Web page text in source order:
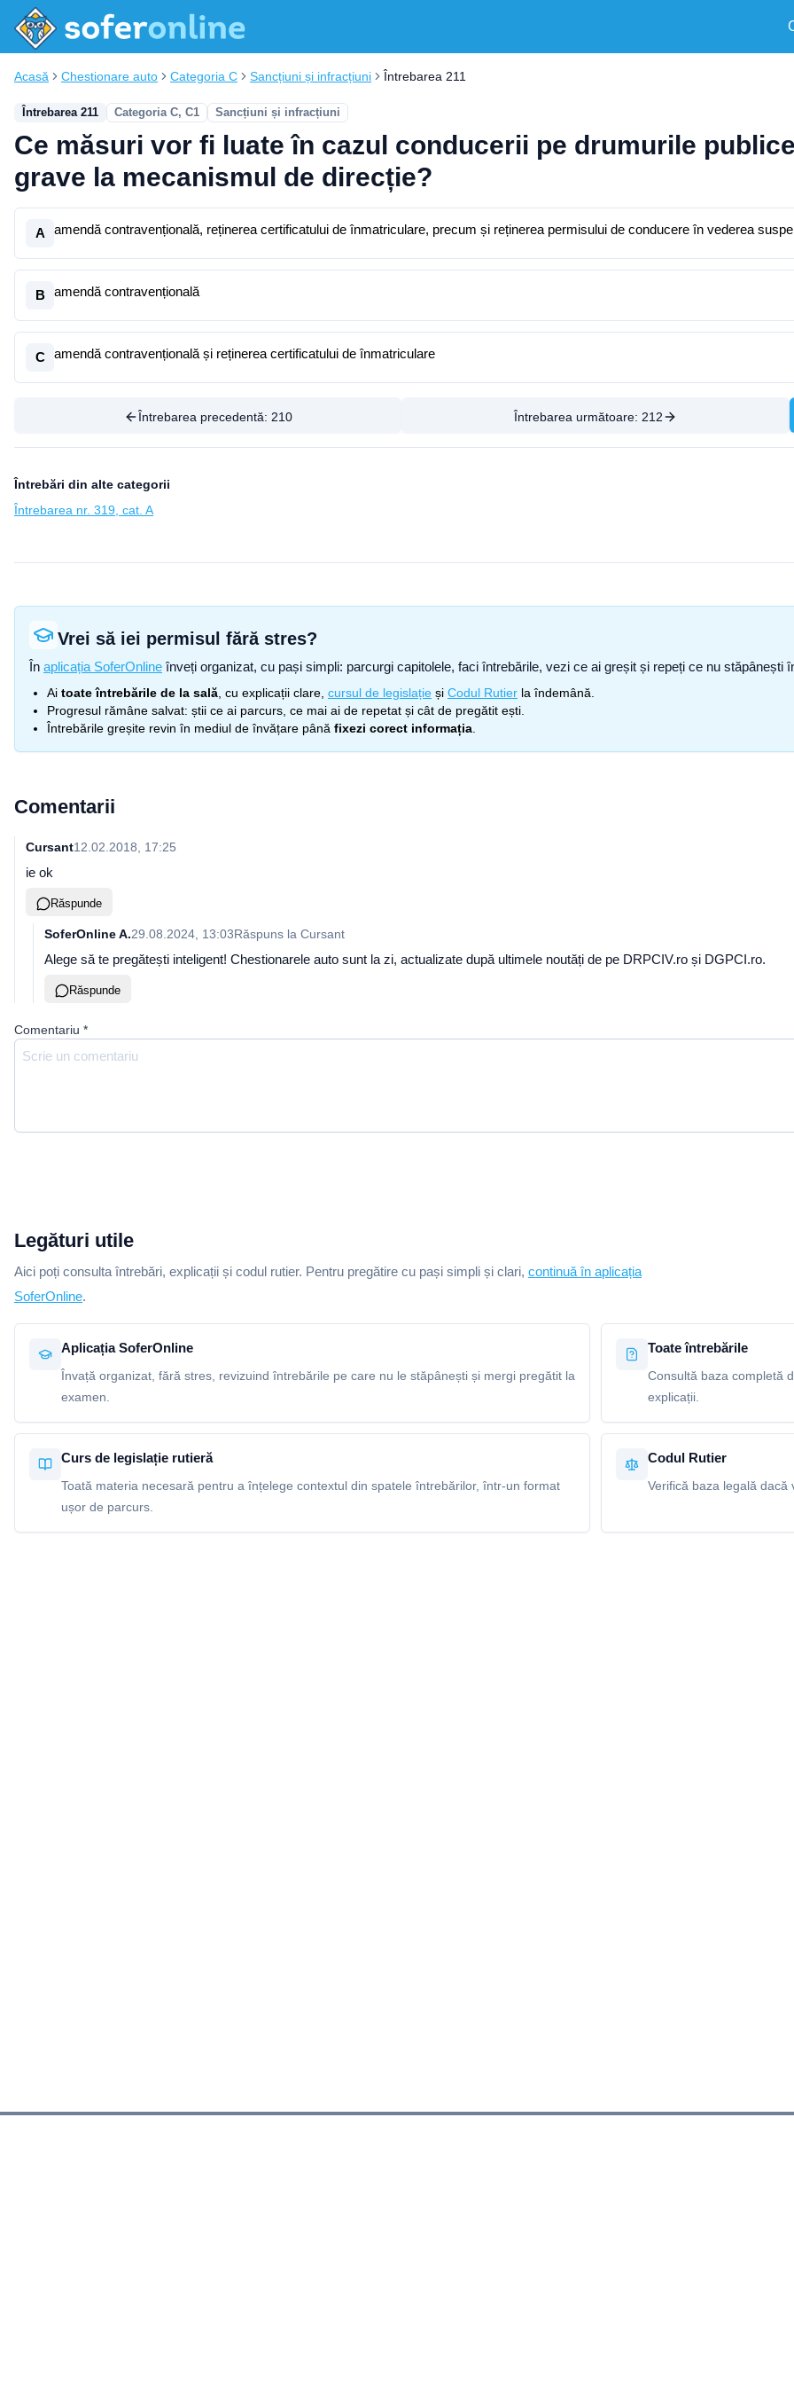
Acasă Chestionare auto Categoria C Sancțiuni și infracțiuni Întrebarea 211
Întrebarea 211 Categoria C, C1 Sancțiuni și infracțiuni
Ce măsuri vor fi luate în cazul conducerii pe drumurile
grave la mecanismul de direcție?
A amendă contravențională, reținerea certificatului de înmatriculare, precum și reținerea permisului de conducere în vederea
B amendă contravențională
C amendă contravențională și reținerea certificatului de înmatriculare
Întrebarea precedentă: 210 Întrebarea următoare: 212
Întrebări din alte categorii
Întrebarea nr. 319, cat. A
Vrei să iei permisul fără stres?
În aplicația SoferOnline înveți organizat, cu pași simpli: parcurgi capitolele, faci întrebările, vezi ce ai greșit și repeți ce nu
Ai toate întrebările de la sală , cu explicații clare, cursul de legislație și Codul Rutier la îndemână.
Progresul rămâne salvat: știi ce ai parcurs, ce mai ai de repetat și cât de pregătit ești.
Întrebările greșite revin în mediul de învățare până fixezi corect informația
Comentarii
Cursant12.02.2018, 17:25
ie ok
Răspunde
SoferOnline A.29.08.2024, 13:03Răspuns la Cursant
Alege să te pregătești inteligent! Chestionarele auto sunt la zi, actualizate după ultimele noutăți de pe DRPCIV.ro și DGPCI.ro.
Răspunde
Comentariu *
Legături utile
Aici poți consulta întrebări, explicații și codul rutier. Pentru pregătire cu pași simpli și clari, continuă în aplicația
SoferOnline.
Aplicația SoferOnline
Învață organizat, fără stres, revizuind întrebările pe care nu le stăpânești și mergi pregătit la
examen.
Toate întrebările
Consultă baza completă
explicații.
Curs de legislație rutieră
Toată materia necesară pentru a înțelege contextul din spatele întrebărilor, într-un format
ușor de parcurs.
Codul Rutier
Verifică baza legală dacă